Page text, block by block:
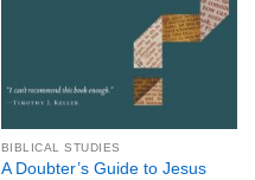
BIBLICAL STUDIES
A Doubter’s Guide to Jesus